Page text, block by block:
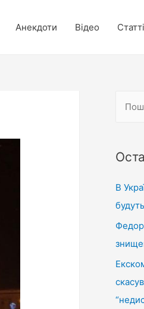
Анекдоти Відео Статті
у
:В